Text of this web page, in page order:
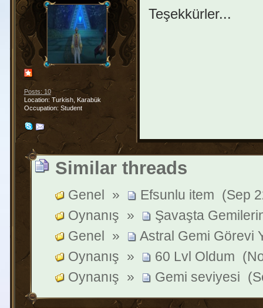
Posts: 10
Location: Turkish, Karabük
Occupation: Student
Teşekkürler...
Similar threads
Genel » Efsunlu item (Sep
Oynanış »
Şavaşta
Genel
»
Astral Gemi Görevi
Oynanış » 60 Lvl Oldum
Oynanış » Gemi seviyesi